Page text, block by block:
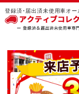
登録済･届出済未使用車オ